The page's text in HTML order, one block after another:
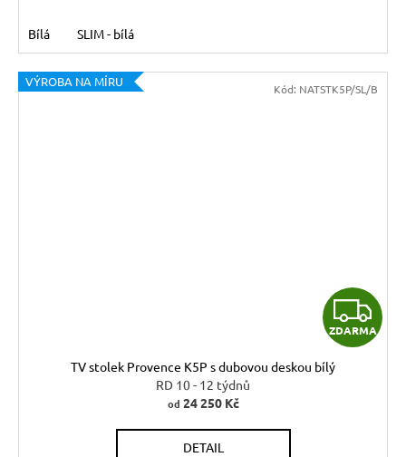
Bílá SLIM - bílá
VÝROBA NA MÍRU
Z
D
ZDARMA
TV stolek Provence K5P s dubovou deskou bílý
RD 10 - 12 týdnů
od 24 250 Kč
DETAIL
Kód: NATSTK5P/SL/B